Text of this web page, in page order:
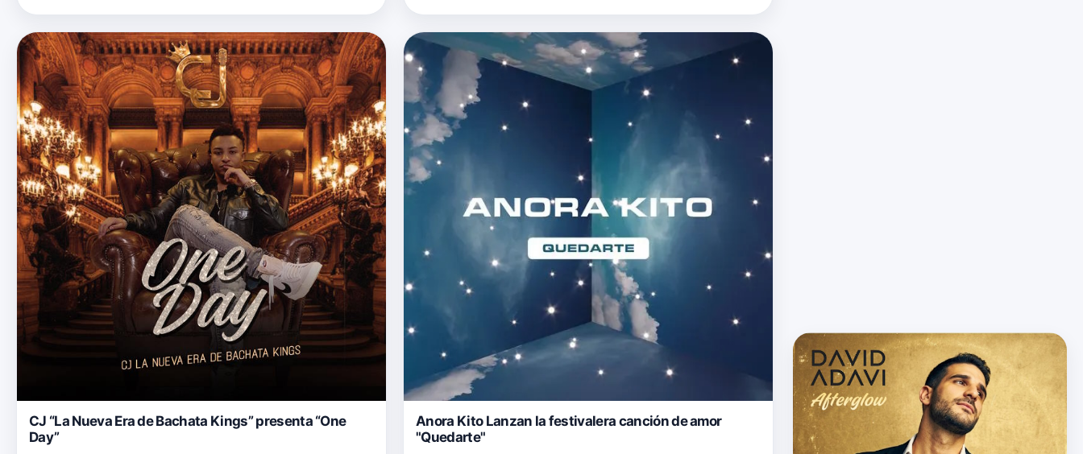
y producido por Chucho "The best production". La promoción
de est…
CJ “La Nueva Era de Bachata Kings” presenta “One
Day”
Anora Kito Lanzan la festivalera canción de amor
"Quedarte"